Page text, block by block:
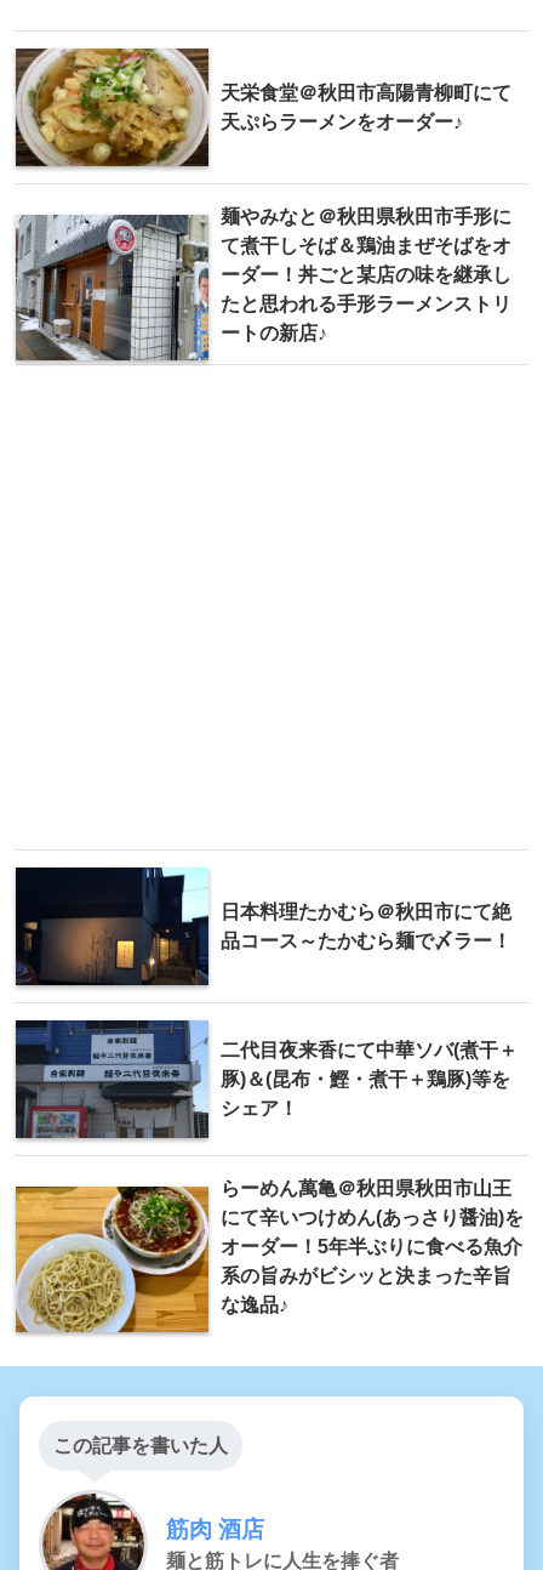
天栄食堂＠秋田市高陽青柳町にて
天ぷらラーメンをオーダー♪
麺やみなと＠秋田県秋田市手形に
て煮干しそば＆鶏油まぜそばをオ
ーダー！丼ごと某店の味を継承し
たと思われる手形ラーメンストリ
ートの新店♪
日本料理たかむら＠秋田市にて絶
品コース～たかむら麺で〆ラー！
二代目夜来香にて中華ソバ(煮干＋
豚)＆(昆布・鰹・煮干＋鶏豚)等を
シェア！
らーめん萬亀＠秋田県秋田市山王
にて辛いつけめん(あっさり醤油)を
オーダー！5年半ぶりに食べる魚介
系の旨みがビシッと決まった辛旨
な逸品♪
この記事を書いた人
筋肉 酒店
麺と筋トレに人生を捧ぐ者